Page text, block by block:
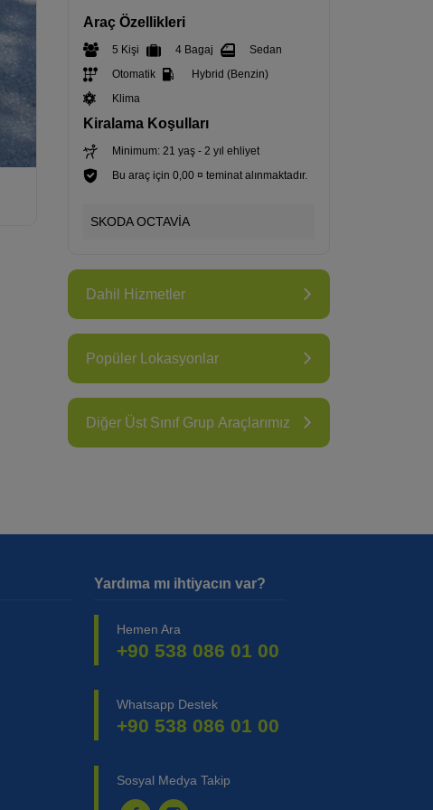
Araç Özellikleri
5 Kişi 4 Bagaj
Sedan
Otomatik
Hybrid (Benzin)
Klima
Kiralama Koşulları
Minimum: 21 yaş - 2 yıl ehliyet
Bu araç için 0,00 ¤ teminat alınmaktadır.
SKODA OCTAVİA
Dahil Hizmetler
Popüler Lokasyonlar
Diğer Üst Sınıf Grup Araçlarımız
Yardıma mı ihtiyacın var?
Hemen Ara
+90 538 086 01 00
Whatsapp Destek
+90 538 086 01 00
Sosyal Medya Takip